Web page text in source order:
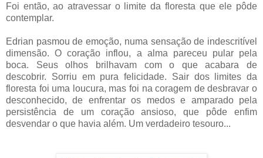
Foi então, ao atravessar o limite da floresta que ele pôde
contemplar.
Edrian pasmou de emoção, numa sensação de indescritível
dimensão. O coração inflou, a alma pareceu pular pela
boca. Seus olhos brilhavam com o que acabara de
descobrir. Sorriu em pura felicidade. Sair dos limites da
floresta foi uma loucura, mas foi na coragem de desbravar o
desconhecido, de enfrentar os medos e amparado pela
persistência de um coração ansioso, que pôde enfim
desvendar o que havia além. Um verdadeiro tesouro...